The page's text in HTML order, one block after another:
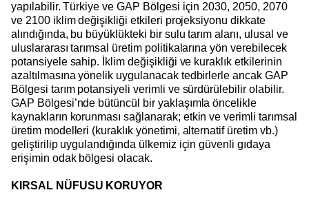
yapılabilir. Türkiye ve GAP Bölgesi için 2030, 2050, 2070
ve 2100 iklim değişikliği etkileri projeksiyonu dikkate
alındığında, bu büyüklükteki bir sulu tarım alanı, ulusal ve
uluslararası tarımsal üretim politikalarına yön verebilecek
potansiyele sahip. İklim değişikliği ve kuraklık etkilerinin
azaltılmasına yönelik uygulanacak tedbirlerle ancak GAP
Bölgesi tarım potansiyeli verimli ve sürdürülebilir olabilir.
GAP Bölgesi’nde bütüncül bir yaklaşımla öncelikle
kaynakların korunması sağlanarak; etkin ve verimli tarımsal
üretim modelleri (kuraklık yönetimi, alternatif üretim vb.)
geliştirilip uygulandığında ülkemiz için güvenli gıdaya
erişimin odak bölgesi olacak.
KIRSAL NÜFUSU KORUYOR